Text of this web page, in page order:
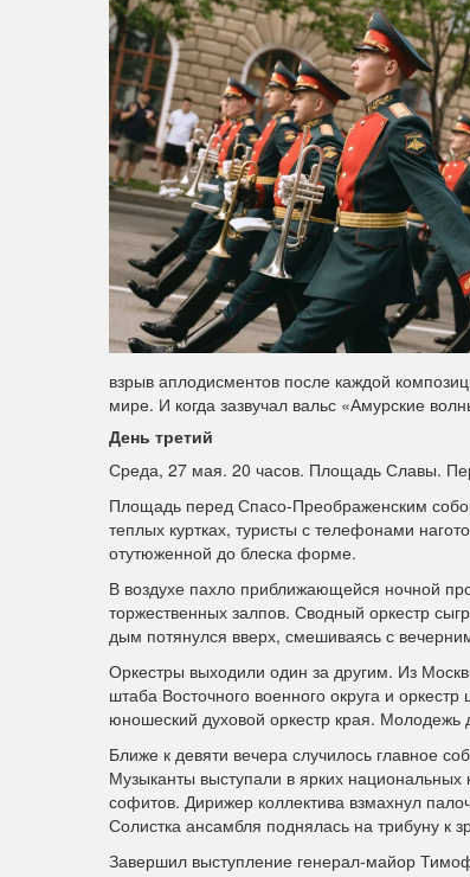
взрыв аплодисментов после каждой
мире. И когда зазвучал вальс «Амурские
День третий
Среда, 27 мая. 20 часов. Площадь Славы.
Площадь перед Спасо-Преображенским
теплых куртках, туристы с телефонами
отутюженной до блеска форме.
В воздухе пахло приближающейся ночной
торжественных залпов. Сводный оркестр
дым потянулся вверх, смешиваясь с
Оркестры выходили один за другим. Из
штаба Восточного военного округа и
юношеский духовой оркестр края.
Ближе к девяти вечера случилось главное
Музыканты выступали в ярких
софитов. Дирижер коллектива взмахнул
Солистка ансамбля поднялась на трибуну
Завершил выступление генерал-майор